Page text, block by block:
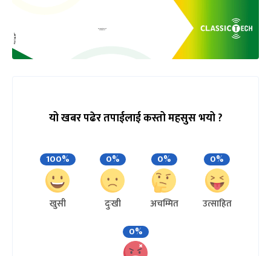
यो खबर पढेर तपाईलाई कस्तो महसुस भयो ?
100%
खुसी
0%
दुःखी
0%
अचम्मित
0%
उत्साहित
0%